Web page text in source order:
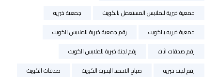
جمعية خيرية للملابس المستعمل بالكويت
جمعية خيريه
جمعية خيريه بالكويت
رقم جمعية خيرية للملابس الكويت
رقم صدقات اثاث
رقم لجنة خيرية للملابس الكويت
رقم لجنه خيريه
صباح الاحمد البحرية الكويت
صدقات الكويت